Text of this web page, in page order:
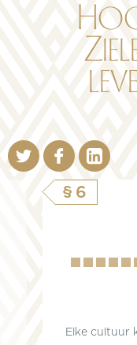
§6
1 2 3
Elke cultuur